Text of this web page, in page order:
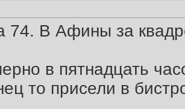
74. В Афины за
в пятнадцать
то присели в